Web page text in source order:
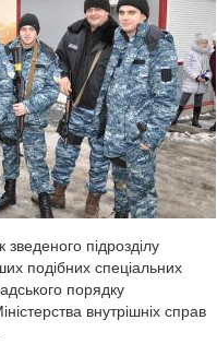
підрозділу
подібних спеціальних
порядку
внутрішніх справ